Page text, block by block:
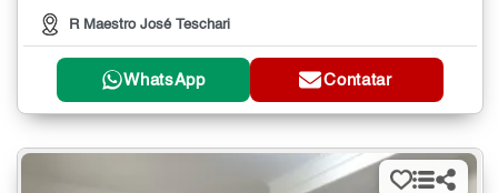
R Maestro José Teschari
WhatsApp Contatar